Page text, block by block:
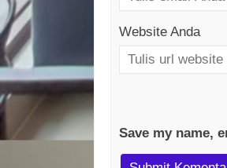
Website Anda
Save my name,